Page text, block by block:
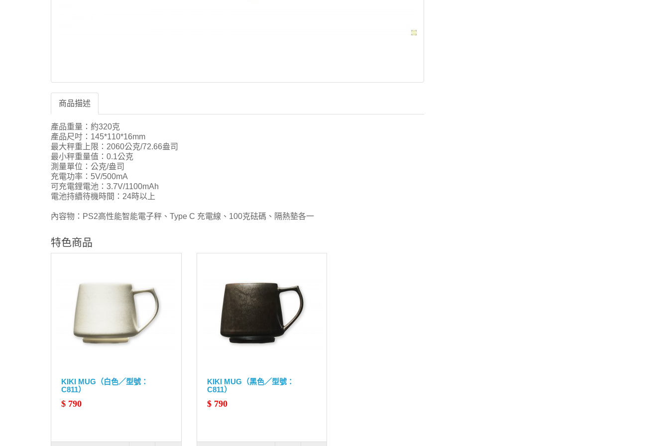
商品描述
產品重量：約320克
產品尺吋：145*110*16mm
最大秤重上限：2060公克/72.66盎司
最小秤重量值：0.1公克
測量單位：公克/盎司
充電功率：5V/500mA
可充電鋰電池：3.7V/1100mAh
電池持續待機時間：24時以上
內容物：PS2高性能智能電子秤、Type C 充電線、100克砝碼、隔熱墊各一
特色商品
KIKI MUG（白色／型號：
C811）
$ 790
KIKI MUG（黑色／型號：
C811）
$ 790